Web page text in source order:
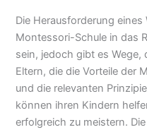
Die Herausforderung
Montessori-Schule in das
sein, jedoch gibt es Wege,
Eltern, die die Vorteile der
und die relevanten
können ihren Kindern
erfolgreich zu meistern.